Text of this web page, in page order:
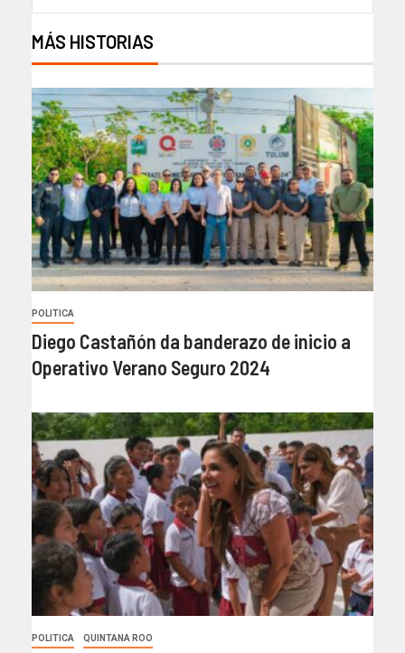
MÁS HISTORIAS
POLITICA
Diego Castañón da banderazo de inicio a
Operativo Verano Seguro 2024
POLITICA QUINTANA ROO